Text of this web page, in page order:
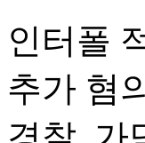
인터폴
추가 혐